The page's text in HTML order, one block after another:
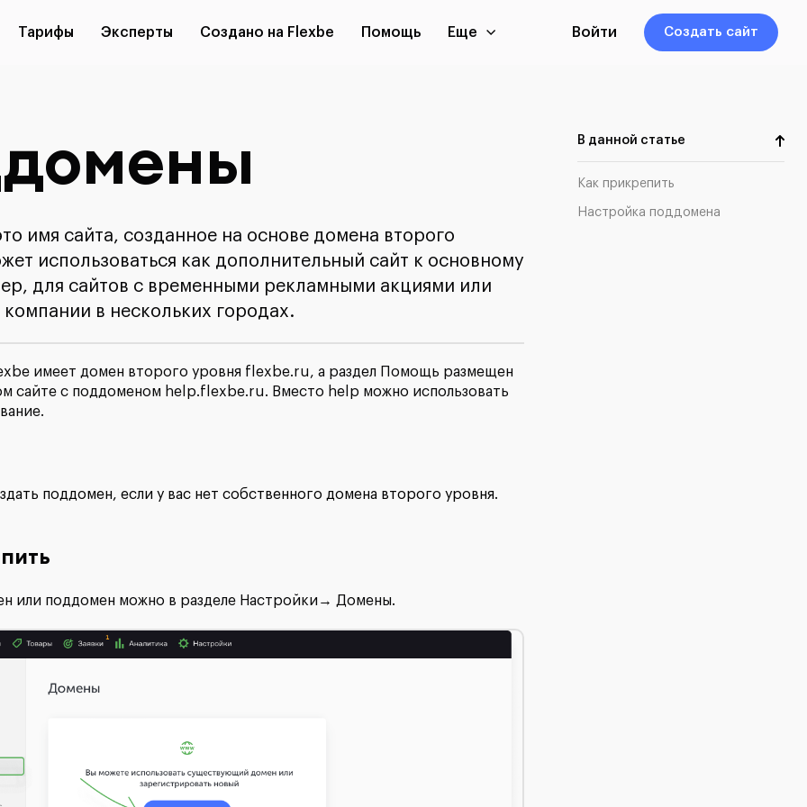
В данной статье
Как прикрепить
Настройка поддомена
Тарифы Эксперты Создано на Flexbe Помощь Еще Войти Создать сайт
имя сайта, созданное на основе домена второго
использоваться как дополнительный сайт к основному
для сайтов с временными рекламными акциями или
в нескольких городах.
имеет домен второго уровня flexbe.ru, а раздел Помощь размещен
сайте с поддоменом help.flexbe.ru. Вместо help можно использовать
поддомен, если у вас нет собственного домена второго уровня.
или поддомен можно в разделе Настройки→ Домены.